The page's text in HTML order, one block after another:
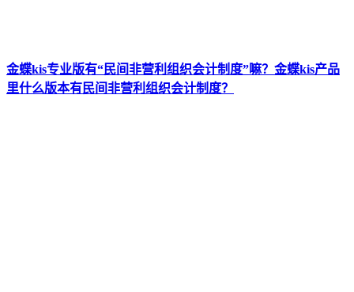
金蝶kis专业版有“民间非营利组织会计制度”嘛？金蝶kis产品
里什么版本有民间非营利组织会计制度？